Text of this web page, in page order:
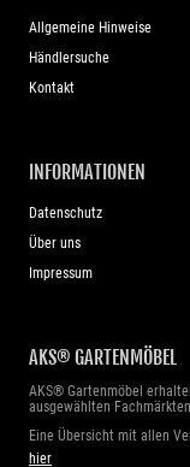
Allgemeine Hinweise
Händlersuche
Kontakt
INFORMATIONEN
Datenschutz
Über uns
Impressum
AKS® GARTENMÖBEL
AKS® Gartenmöbel
ausgewählten
Eine Übersicht mit allen
hier